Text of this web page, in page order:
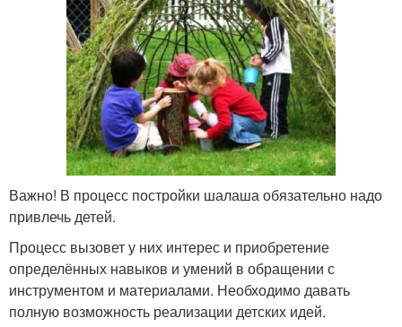
Важно! В процесс постройки шалаша обязательно надо
привлечь детей.
Процесс вызовет у них интерес и приобретение
определённых навыков и умений в обращении с
инструментом и материалами. Необходимо давать
полную возможность реализации детских идей.